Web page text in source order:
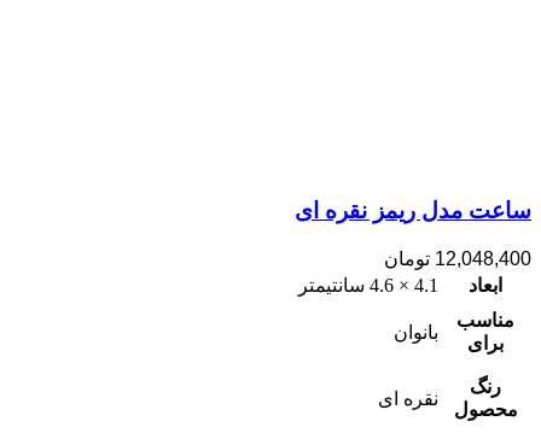
ساعت مدل ریمز نقره ای
12,048,400 تومان
ابعاد
4.1 × 4.6 سانتیمتر
مناسب
برای
بانوان
رنگ
محصول
نقره ای